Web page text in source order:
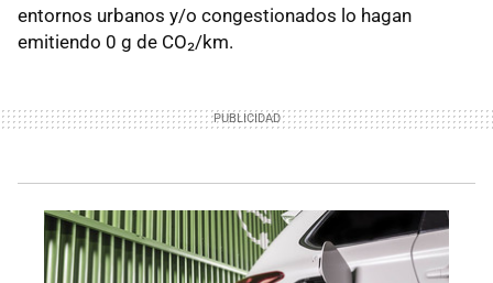
entornos urbanos y/o congestionados lo hagan
emitiendo 0 g de CO₂/km.